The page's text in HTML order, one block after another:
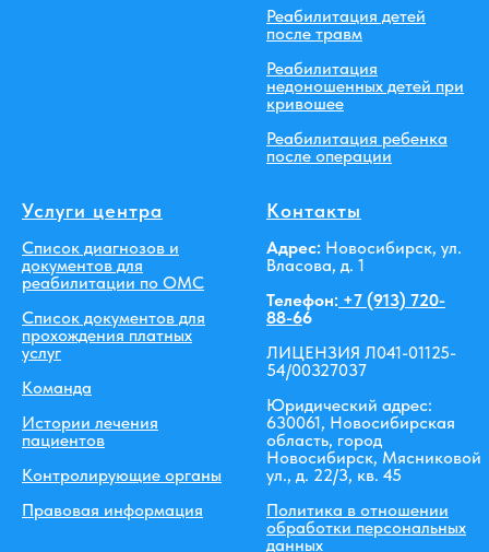
Реабилитация детей
после травм
Реабилитация
недоношенных детей при
кривошее
Реабилитация ребенка
после операции
Услуги центра
Список диагнозов и
документов для
реабилитации по ОМС
Список документов для
прохождения платных
услуг
Команда
Истории лечения
пациентов
Контролирующие органы
Правовая информация
Контакты
Адрес: Новосибирск, ул.
Власова, д. 1
Телефон: +7 (913) 720-
88-66
ЛИЦЕНЗИЯ Л041-01125-
54/00327037
Юридический адрес:
630061, Новосибирская
область, город
Новосибирск, Мясниковой
ул., д. 22/3, кв. 45
Политика в отношении
обработки персональных
данных